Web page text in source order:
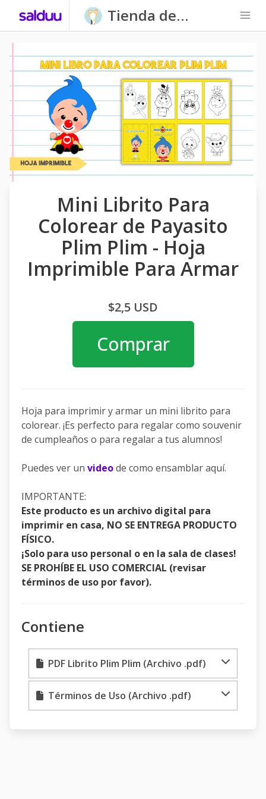
Tienda de
Carpatitas
Homeschool
Mini Librito Para
Colorear de Payasito
Plim Plim - Hoja
Imprimible Para Armar
$2,5 USD
Comprar
Hoja para imprimir y armar un mini librito para
colorear. ¡Es perfecto para regalar como souvenir
de cumpleaños o para regalar a tus alumnos!
Puedes ver un videode como ensamblar aquí.
IMPORTANTE:
Este producto es un archivo digital para
imprimir en casa, NO SE ENTREGA PRODUCTO
FÍSICO.
¡Solo para uso personal o en la sala de clases!
SE PROHÍBE EL USO COMERCIAL (revisar
términos de uso por favor).
Contiene
PDF Librito Plim Plim (Archivo .pdf)
Términos de Uso (Archivo .pdf)